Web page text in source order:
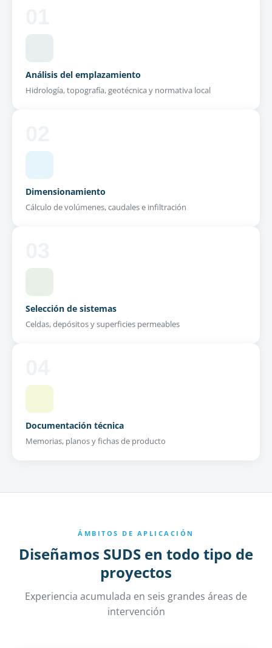
Análisis del emplazamiento
Hidrología, topografía, geotécnica y normativa local
Dimensionamiento
Cálculo de volúmenes, caudales e infiltración
Selección de sistemas
Celdas, depósitos y superficies permeables
Documentación técnica
Memorias, planos y fichas de producto
ÁMBITOS DE APLICACIÓN
Diseñamos SUDS en todo tipo de
proyectos
Experiencia acumulada en seis grandes áreas de
intervención